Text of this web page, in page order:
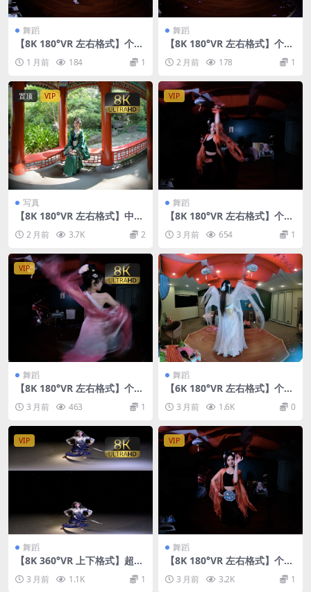
舞蹈
【8K 180°VR 左右格式】个人
1 月前 184 1
舞蹈
【8K 180°VR 左右格式】个人
2 月前 178 1
置顶 VIP
写真
【8K 180°VR 左右格式】中国
2 月前 3.7K 2
VIP
舞蹈
【8K 180°VR 左右格式】个人
3 月前 654 1
VIP
舞蹈
【8K 180°VR 左右格式】个人
3 月前 463 1
舞蹈
【6K 180°VR 左右格式】个人
3 月前 1.6K 0
VIP
舞蹈
【8K 360°VR 上下格式】超美
3 月前 1.1K 1
VIP
舞蹈
【8K 180°VR 左右格式】个人
3 月前 3.2K 1